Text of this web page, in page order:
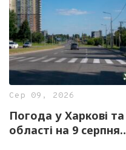
Сер 09, 2026
Погода у Харкові та
області на 9 серпня